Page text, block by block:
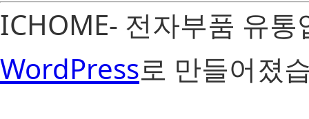
ICHOME- 전자부품 유
WordPress로 만들어졌